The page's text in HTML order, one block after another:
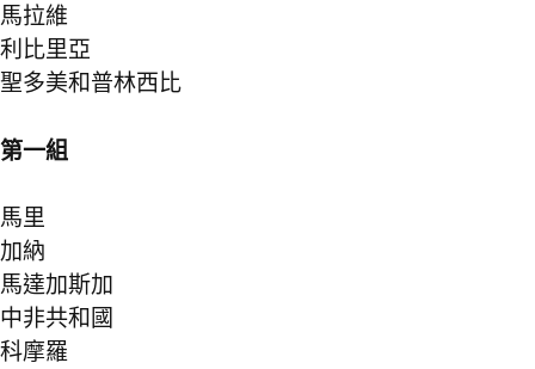
馬拉維
利比里亞
聖多美和普林西比
第一組
馬里
加納
馬達加斯加
中非共和國
科摩羅